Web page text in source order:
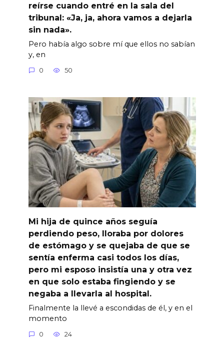
reírse cuando entré en la sala del
tribunal: «Ja, ja, ahora vamos a dejarla
sin nada».
Pero había algo sobre mí que ellos no sabían
y, en
0 50
Mi hija de quince años seguía
perdiendo peso, lloraba por dolores
de estómago y se quejaba de que se
sentía enferma casi todos los días,
pero mi esposo insistía una y otra vez
en que solo estaba fingiendo y se
negaba a llevarla al hospital.
Finalmente la llevé a escondidas de él, y en el
momento
0 24